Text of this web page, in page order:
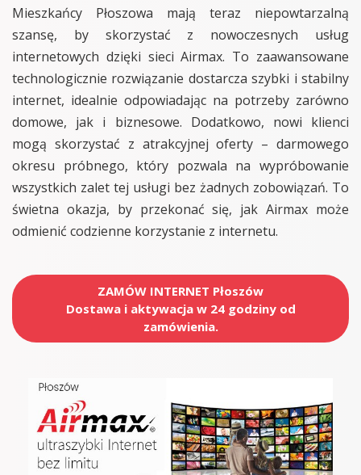
Mieszkańcy Płoszowa mają teraz niepowtarzalną
szansę, by skorzystać z nowoczesnych usług
internetowych dzięki sieci Airmax. To zaawansowane
technologicznie rozwiązanie dostarcza szybki i stabilny
internet, idealnie odpowiadając na potrzeby zarówno
domowe, jak i biznesowe. Dodatkowo, nowi klienci
mogą skorzystać z atrakcyjnej oferty – darmowego
okresu próbnego, który pozwala na wypróbowanie
wszystkich zalet tej usługi bez żadnych zobowiązań. To
świetna okazja, by przekonać się, jak Airmax może
odmienić codzienne korzystanie z internetu.
ZAMÓW INTERNET Płoszów
Dostawa i aktywacja w 24 godziny od
zamówienia.